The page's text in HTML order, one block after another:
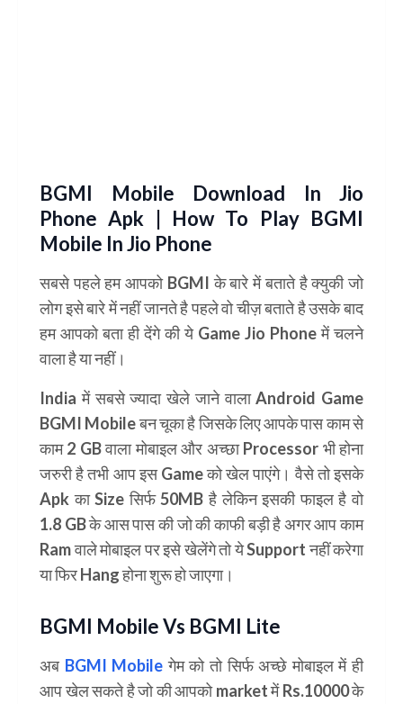
BGMI Mobile Download In Jio
Phone Apk | How To Play BGMI
Mobile In Jio Phone
सबसे पहले हम आपको BGMI के बारे में बताते है क्युकी जो
लोग इसे बारे में नहीं जानते है पहले वो चीज़ बताते है उसके बाद
हम आपको बता ही देंगे की ये Game Jio Phoneमें चलने
वाला है या नहीं।
India में सबसे ज्यादा खेले जाने वालाAndroid Game
BGMI Mobileबन चूका है जिसके लिए आपके पास काम से
काम 2 GB वाला मोबाइल और अच्छा Processor भी होना
जरुरी है तभी आप इस Game को खेल पाएंगे। वैसे तो इसके
Apk का Size सिर्फ 50MB है लेकिन इसकी फाइल है वो
1.8 GB के आस पास की जो की काफी बड़ी है अगर आप काम
Ram वाले मोबाइल पर इसे खेलेंगे तो ये Support नहीं करेगा
या फिर Hang होना शुरू हो जाएगा।
BGMI Mobile Vs BGMI Lite
अब BGMI Mobile गेम को तो सिर्फ अच्छे मोबाइल में ही
आप खेल सकते है जो की आपको market में Rs.10000 के